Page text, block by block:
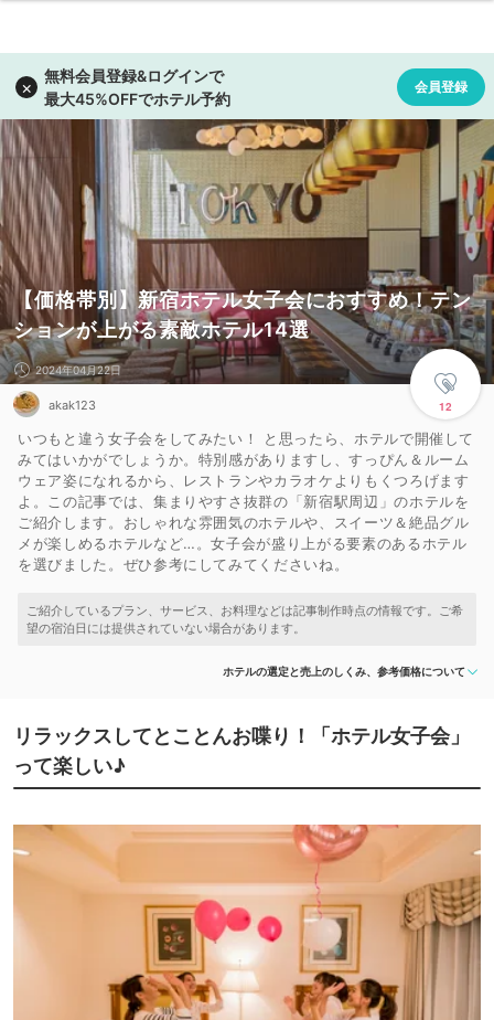
【価格帯別】新宿ホテル女子会におすすめ！テン
ションが上がる素敵ホテル14選
12
2024年04月22日
akak123
いつもと違う女子会をしてみたい！ と思ったら、ホテルで開催して
みてはいかがでしょうか。特別感がありますし、すっぴん＆ルーム
ウェア姿になれるから、レストランやカラオケよりもくつろげます
よ。この記事では、集まりやすさ抜群の「新宿駅周辺」のホテルを
ご紹介します。おしゃれな雰囲気のホテルや、スイーツ＆絶品グル
メが楽しめるホテルなど…。女子会が盛り上がる要素のあるホテル
を選びました。ぜひ参考にしてみてくださいね。
ホテルの選定と売上のしくみ、参考価格について
リラックスしてとことんお喋り！「ホテル女子会」
って楽しい♪